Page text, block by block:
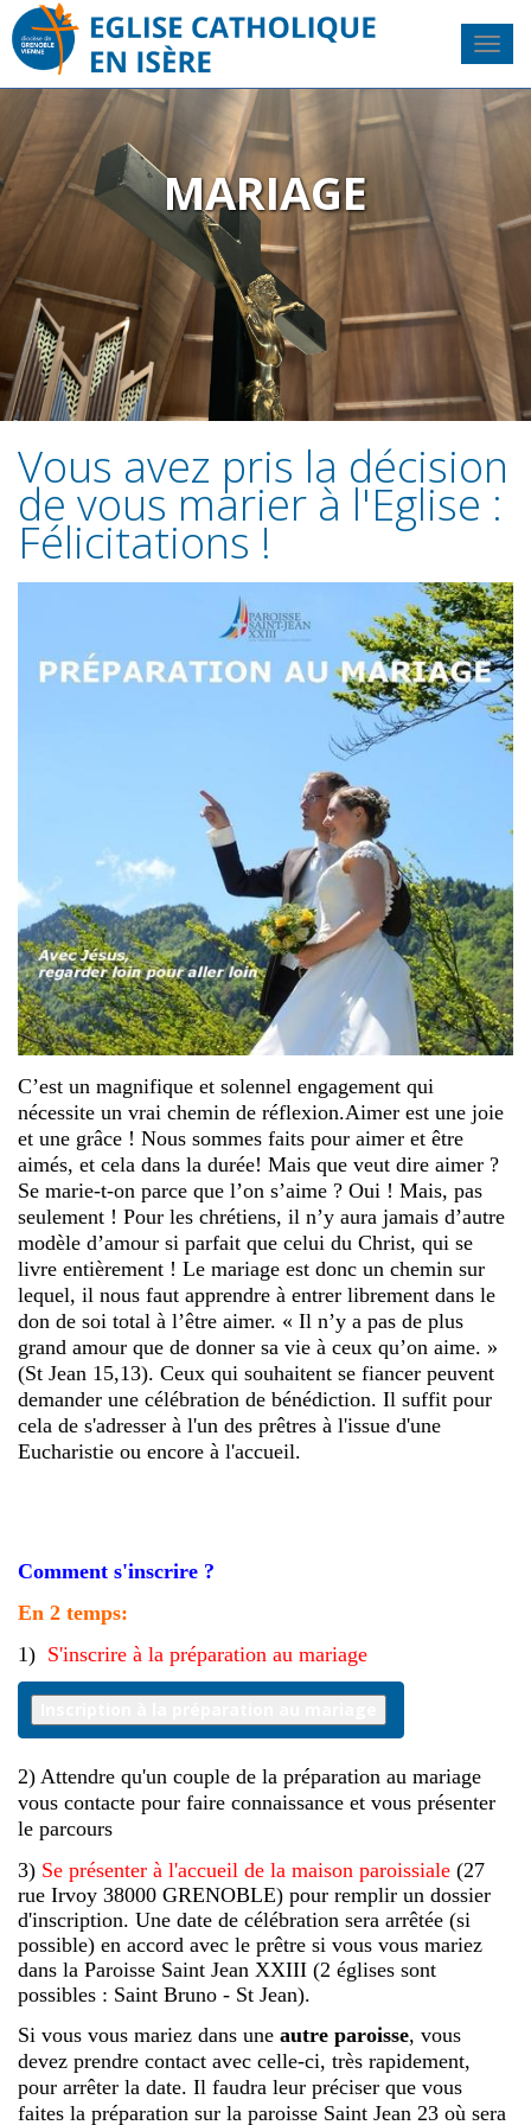
MARIAGE
Vous avez pris la décision
de vous marier à l'Eglise :
Félicitations !
C’est un magnifique et solennel engagement qui
nécessite un vrai chemin de réflexion.Aimer est une joie
et une grâce ! Nous sommes faits pour aimer et être
aimés, et cela dans la durée! Mais que veut dire aimer ?
Se marie-t-on parce que l’on s’aime ? Oui ! Mais, pas
seulement ! Pour les chrétiens, il n’y aura jamais d’autre
modèle d’amour si parfait que celui du Christ, qui se
livre entièrement ! Le mariage est donc un chemin sur
lequel, il nous faut apprendre à entrer librement dans le
don de soi total à l’être aimer. « Il n’y a pas de plus
grand amour que de donner sa vie à ceux qu’on aime. »
(St Jean 15,13). Ceux qui souhaitent se fiancer peuvent
demander une célébration de bénédiction. Il suffit pour
cela de s'adresser à l'un des prêtres à l'issue d'une
Eucharistie ou encore à l'accueil.
Comment s'inscrire ?
En 2 temps:
1) S'inscrire à la préparation au mariage
2) Attendre qu'un couple de la préparation au mariage
vous contacte pour faire connaissance et vous présenter
le parcours
3) Se présenter à l'accueil de la maison paroissiale (27
rue Irvoy 38000 GRENOBLE) pour remplir un dossier
d'inscription. Une date de célébration sera arrêtée (si
possible) en accord avec le prêtre si vous vous mariez
dans la Paroisse Saint Jean XXIII (2 églises sont
possibles : Saint Bruno - St Jean).
Si vous vous mariez dans une autre paroisse, vous
devez prendre contact avec celle-ci, très rapidement,
pour arrêter la date. Il faudra leur préciser que vous
faites la préparation sur la paroisse Saint Jean 23 où sera